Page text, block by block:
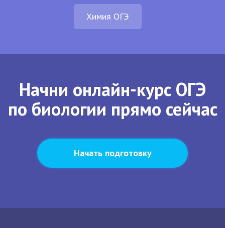
Химия ОГЭ
Начни онлайн-курс ОГЭ
по биологии прямо сейчас
Начать подготовку